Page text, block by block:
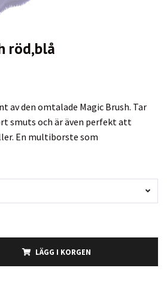
röd,blå
av den omtalade Magic Brush. Tar
smuts och är även perfekt att
En multiborste som
LÄGG I KORGEN